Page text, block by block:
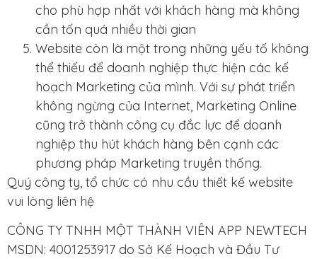
cho phù hợp nhất với khách hàng mà không
cần tốn quá nhiều thời gian
Website còn là một trong những yếu tố không
thể thiếu để doanh nghiệp thực hiện các kế
hoạch Marketing của mình. Với sự phát triển
không ngừng của Internet, Marketing Online
cũng trở thành công cụ đắc lực để doanh
nghiệp thu hút khách hàng bên cạnh các
phương pháp Marketing truyền thống.
Quý công ty, tổ chức có nhu cầu thiết kế website
vui lòng liên hệ
CÔNG TY TNHH MỘT THÀNH VIÊN APP NEWTECH
MSDN: 4001253917 do Sở Kế Hoạch và Đầu Tư